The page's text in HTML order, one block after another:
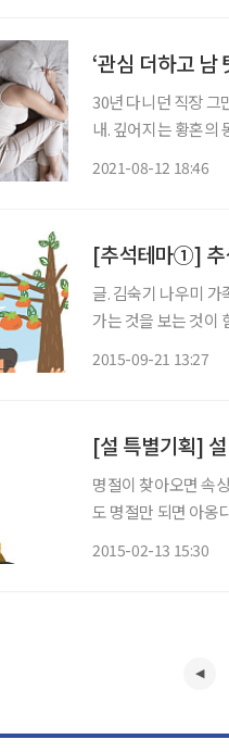
‘관심 더하고 남
30년 다니던 직장 그
내. 깊어지는 황혼의
2021-08-12 18:46
[추석테마①] 추
글. 김숙기 나우미 가족문화연구원장 case1. 사춘기
가는 것을 보는 것이
2015-09-21 13:27
[설 특별기획]
명절이 찾아오면 속
도 명절만 되면 아옹
2015-02-13 15:30